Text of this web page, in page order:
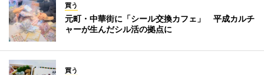
買う
元町・中華街に「シール交換カフェ」 平成カルチ
ャーが生んだシル活の拠点に
買う